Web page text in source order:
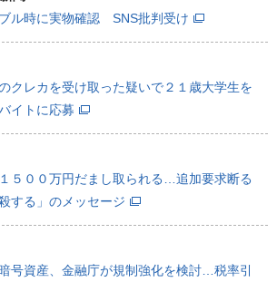
ル時に実物確認 SNS批判受け
クレカを受け取った疑いで２１歳大学生を
イトに応募
５００万円だまし取られる…追加要求断る
する」のメッセージ
号資産、金融庁が規制強化を検討…税率引